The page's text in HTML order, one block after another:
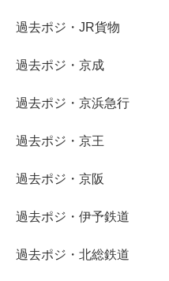
過去ポジ・JR貨物
過去ポジ・京成
過去ポジ・京浜急行
過去ポジ・京王
過去ポジ・京阪
過去ポジ・伊予鉄道
過去ポジ・北総鉄道